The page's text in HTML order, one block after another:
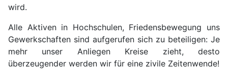
wird.
Alle Aktiven in Hochschulen, Friedensbewegung uns
Gewerkschaften sind aufgerufen sich zu beteiligen: Je
mehr unser Anliegen Kreise zieht, desto
überzeugender werden wir für eine zivile Zeitenwende!